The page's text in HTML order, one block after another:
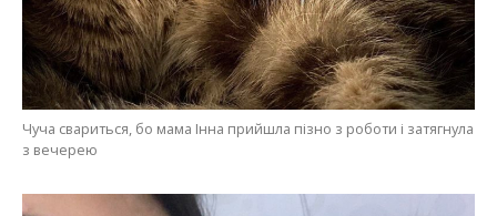
Чуча свариться, бо мама Інна прийшла пізно з роботи і затягнула
з вечерею